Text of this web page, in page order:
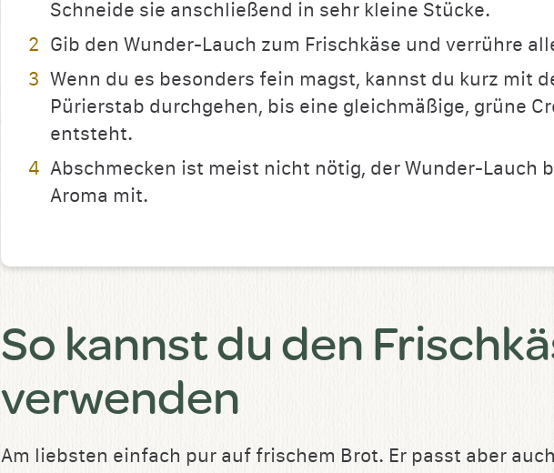
Schneide sie anschließend in sehr kleine Stücke.
Gib den Wunder-Lauch zum Frischkäse und verrühre
Wenn du es besonders fein magst, kannst du kurz mit
Pürierstab durchgehen, bis eine gleichmäßige, grüne
entsteht.
Abschmecken ist meist nicht nötig, der Wunder-Lauch
Aroma mit.
So kannst du den
verwenden
Am liebsten einfach pur auf frischem Brot. Er passt aber